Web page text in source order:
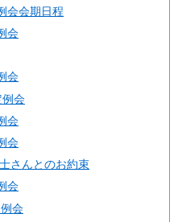
会会期日程
会
会
会
会
会
さんとのお約束
会
会